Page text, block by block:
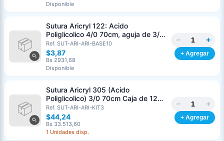
Disponible
Sutura Aricryl 122: Acido
Poliglicolico 4/0 70cm, aguja de 3/8
Corte Inverso 19mm Und ARIZI
Absorbible
Ref. SUT-ARI-ARI-BASE10
$3,87
Bs 2931,68
Disponible
− +
+ Agregar
Sutura Aricryl 305 (Acido
Poliglicolico) 3/0 70cm Caja de 12
Unds ARIZI Aguja de 1/2 Circulo
Punta Conica 17mm
Ref. SUT-ARI-ARI-KIT3
$44,24
Bs 33.513,60
1 Unidades disp.
− +
+ Agregar